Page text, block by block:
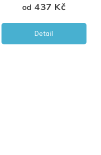
od 437 Kč
Detail